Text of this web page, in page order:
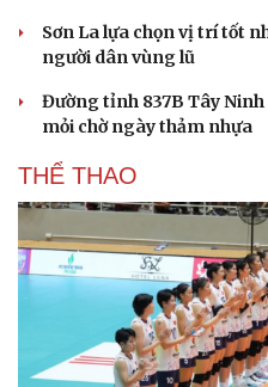
Văn hóa
Sân khấu - Điện ảnh
Âm nhạc
Di sản
Sơn La lựa chọn vị trí tốt
người dân vùng lũ
Đường tỉnh 837B Tây
mỏi chờ ngày thảm nhựa
THỂ THAO